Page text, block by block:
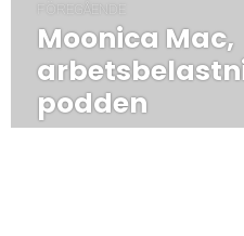
FÖREGÅENDE
Föregående
post:
Moonica Mac,
podden